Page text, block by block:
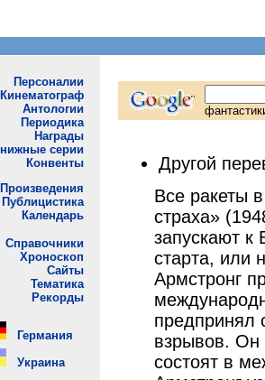
Другой
Все ракеты
страха»
запускают к
старта, или
Армстронг
предпринял
взрывов. Он
состоят в